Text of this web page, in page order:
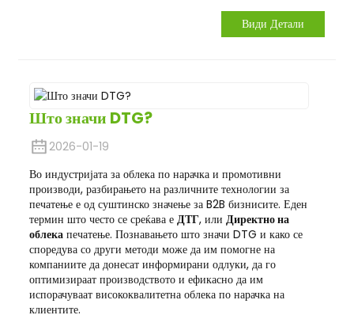
Види Детали
Што значи DTG?
2026-01-19
Во индустријата за облека по нарачка и промотивни
производи, разбирањето на различните технологии за
печатење е од суштинско значење за B2B бизнисите. Еден
термин што често се среќава е ДТГ, или Директно на
облекапечатење. Познавањето што значи DTG и како се
споредува со други методи може да им помогне на
компаниите да донесат информирани одлуки, да го
оптимизираат производството и ефикасно да им
испорачуваат висококвалитетна облека по нарачка на
клиентите.